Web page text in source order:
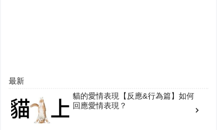
最新
貓的愛情表現【反應&行為篇】如何
回應愛情表現？